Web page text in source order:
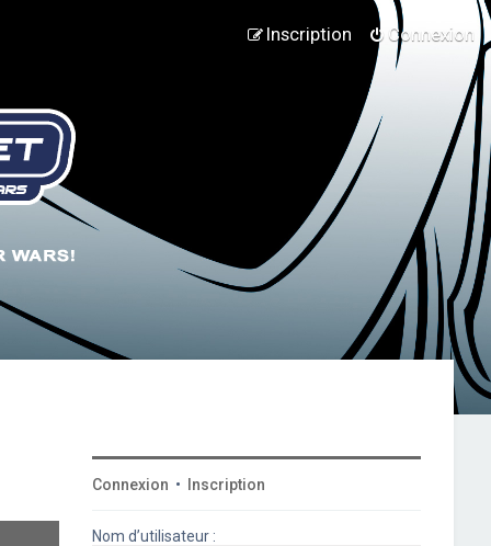
Connexion
Inscription
Connexion • Inscription
Nom d’utilisateur :